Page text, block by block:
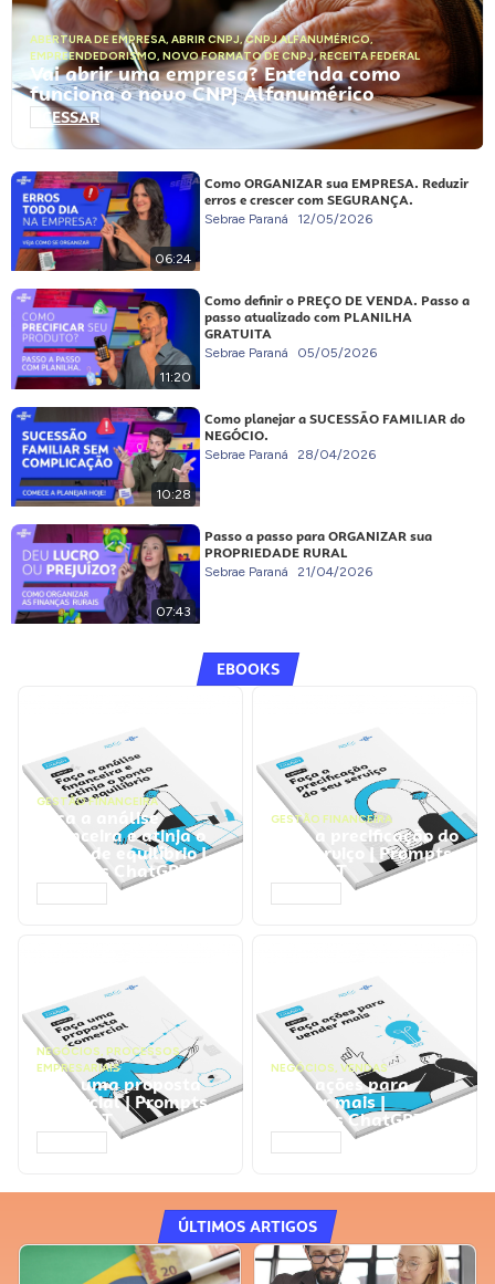
ABERTURA DE EMPRESA, ABRIR CNPJ,CNPJ ALFANUMÉRICO,
EMPREENDEDORISMO, NOVO FORMATO DE CNPJ,RECEITA FEDERAL
Vai abrir uma empresa? Entenda como
funciona o novo CNPJ Alfanumérico
ACESSAR
06:24
Como ORGANIZAR sua EMPRESA. Reduzir
erros e crescer com SEGURANÇA.
Sebrae Paraná 12/05/2026
11:20
Como definir o PREÇO DE VENDA. Passo a
passo atualizado com PLANILHA
GRATUITA
Sebrae Paraná 05/05/2026
10:28
Como planejar a SUCESSÃO FAMILIAR do
NEGÓCIO.
Sebrae Paraná 28/04/2026
07:43
Passo a passo para ORGANIZAR sua
PROPRIEDADE RURAL
Sebrae Paraná 21/04/2026
EBOOKS
GESTÃO FINANCEIRA
Faça a análise
financeira e atinja o
ponto de equilíbrio |
Prompts ChatGPT
GESTÃO FINANCEIRA
Faça a precificação do
seu serviço | Prompts
ChatGPT
NEGÓCIOS, PROCESSOS
EMPRESARIAIS
Faça uma proposta
comercial | Prompts
ChatGPT
NEGÓCIOS, VENDAS
Faça ações para
vender mais |
Prompts ChatGPT
ÚLTIMOS ARTIGOS